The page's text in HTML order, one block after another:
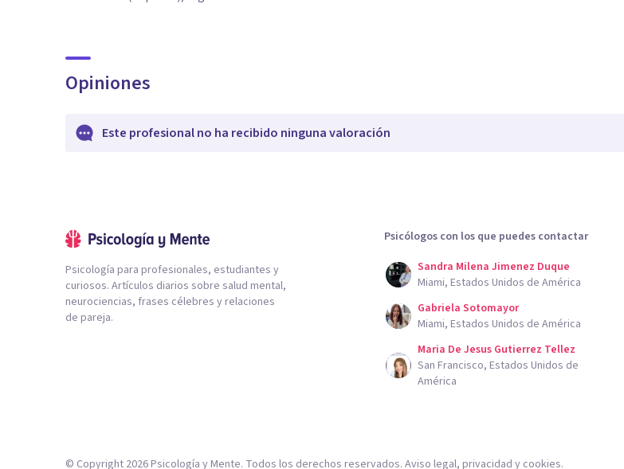
Opiniones
Este profesional no ha recibido ninguna valoración
Psicología para profesionales, estudiantes y
curiosos. Artículos diarios sobre salud mental,
neurociencias, frases célebres y relaciones
de pareja.
Psicólogos con los que puedes contactar
Sandra Milena Jimenez Duque
Miami, Estados Unidos de América
Gabriela Sotomayor
Miami, Estados Unidos de América
Maria De Jesus Gutierrez Tellez
San Francisco, Estados Unidos de
América
© Copyright 2026Psicología y Mente. Todos los derechos reservados. Aviso legal, privacidad y cookies.